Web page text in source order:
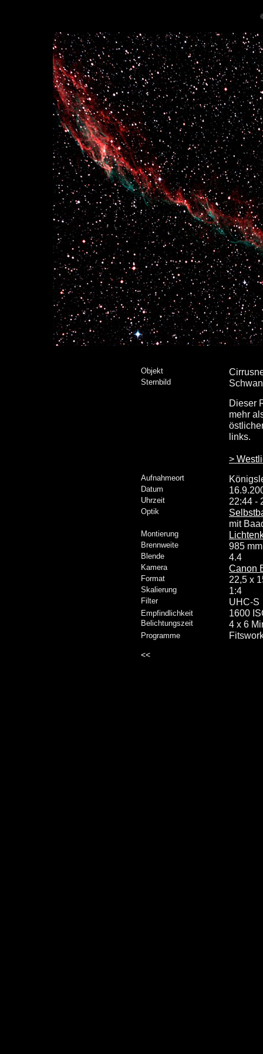
Objekt
Sternbild
Schwan
Dieser
mehr
links.
>
Aufnahmeort
Datum
Uhrzeit 22:44 -
Optik
mit
Montierung
Brennweite 985 mm
Blende 4.4
Kamera Canon
Format 22,5 x
Skalierung 1:4
Filter UHC-S
Empfindlichkeit 1600
Belichtungszeit 4 x 6
Programme
<<